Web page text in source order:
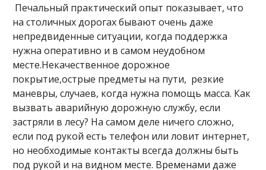
Печальный практический опыт показывает, что
на столичных дорогах бывают очень даже
непредвиденные ситуации, когда поддержка
нужна оперативно и в самом неудобном
месте.Некачественное дорожное
покрытие,острые предметы на пути, резкие
маневры, случаев, когда нужна помощь масса. Как
вызвать аварийную дорожную службу, если
застряли в лесу? На самом деле ничего сложно,
если под рукой есть телефон или ловит интернет,
но необходимые контакты всегда должны быть
под рукой и на видном месте. Временами даже